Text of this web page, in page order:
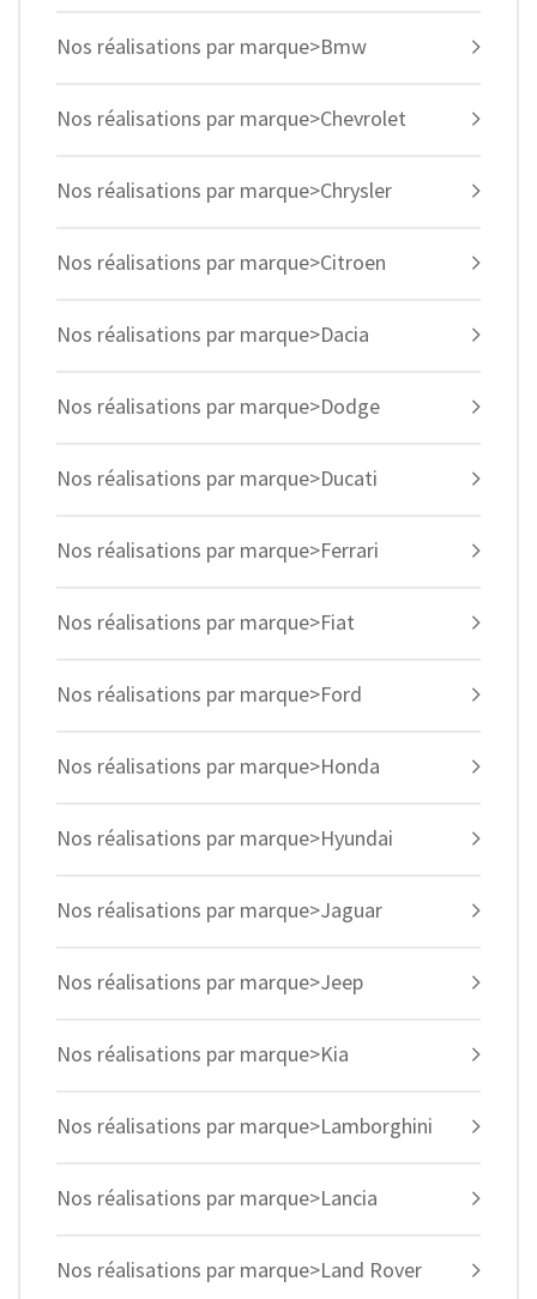
Nos réalisations par marque>Bmw
Nos réalisations par marque>Chevrolet
Nos réalisations par marque>Chrysler
Nos réalisations par marque>Citroen
Nos réalisations par marque>Dacia
Nos réalisations par marque>Dodge
Nos réalisations par marque>Ducati
Nos réalisations par marque>Ferrari
Nos réalisations par marque>Fiat
Nos réalisations par marque>Ford
Nos réalisations par marque>Honda
Nos réalisations par marque>Hyundai
Nos réalisations par marque>Jaguar
Nos réalisations par marque>Jeep
Nos réalisations par marque>Kia
Nos réalisations par marque>Lamborghini
Nos réalisations par marque>Lancia
Nos réalisations par marque>Land Rover